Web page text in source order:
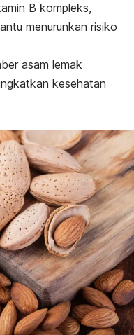
B kompleks,
menurunkan risiko
asam lemak
kesehatan